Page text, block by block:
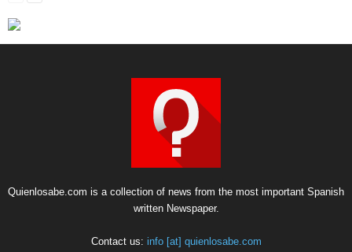
Quienlosabe.com is a collection of news from the most important Spanish
written Newspaper.
Contact us: info [at] quienlosabe.com